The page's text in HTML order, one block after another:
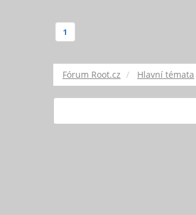
1
Fórum Root.cz Hlavní témata